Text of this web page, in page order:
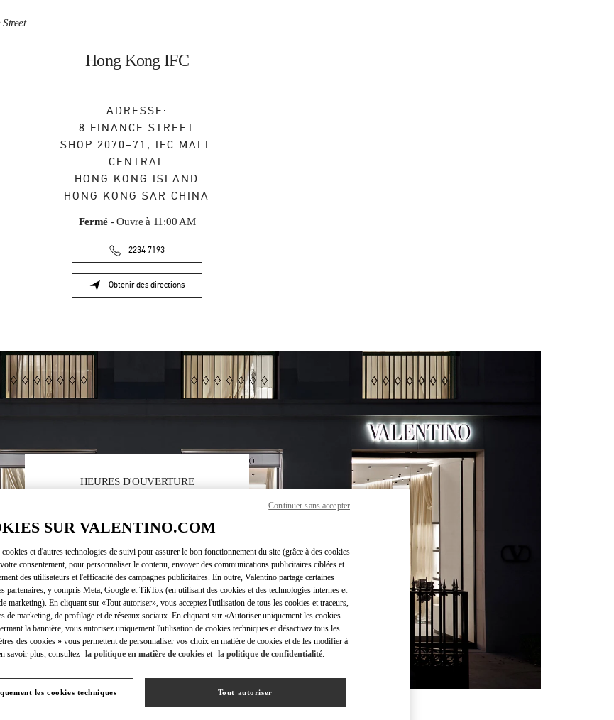
Hong Kong IFC
ADRESSE:
8 FINANCE STREET
SHOP 2070–71, IFC MALL
CENTRAL
HONG KONG ISLAND
HONG KONG SAR CHINA
Fermé - Ouvre à 11:00 AM
2234 7193
Obtenir des directions
Link Opens in New Tab
HEURES D'OUVERTURE
Lundi
11:00 AM -8:00 PM
Mercredi
11:00 AM-8:00 PM
Jeudi
11:00 AM-8:00 PM
Vendredi 11:00 AM-8:00 PM
Samedi 11:00 AM-8:00 PM
SUR VALENTINO.COM
et d'autres technologies de suivi pour assurer le bon fonctionnement du site (grâce à des cookies
consentement, pour personnaliser le contenu, envoyer des communications publicitaires ciblées et
des utilisateurs et l'efficacité des campagnes publicitaires. En outre, Valentino partage certaines
partenaires, y compris Meta, Google et TikTok (en utilisant des cookies et des technologies internes et
marketing). En cliquant sur «Tout autoriser», vous acceptez l'utilisation de tous les cookies et traceurs,
de marketing, de profilage et de réseaux sociaux. En cliquant sur «Autoriser uniquement les cookies
la bannière, vous autorisez uniquement l'utilisation de cookies techniques et désactivez tous les
des cookies » vous permettent de personnaliser vos choix en matière de cookies et de les modifier à
savoir plus, consultez la politique en matière de cookies et la politique de confidentialité.
les cookies techniques Tout autoriser
Continuer sans accepter